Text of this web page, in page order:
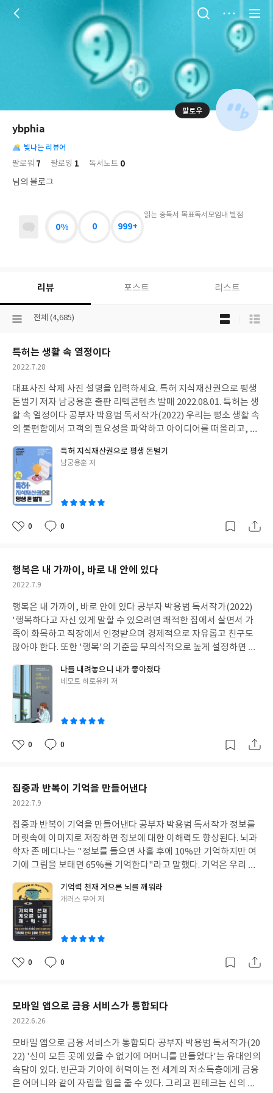
팔로우
ybphia
님
의
사
락
빛나는 리뷰어
팔로워 7 팔로잉 1 독서노트 0
님의 블로그
읽는 중독서 목표
0%
독서모임
0
내 별점
999+
리뷰 포스트 리스트
선
분
류
전체 (4,685)
특허는 생활 속 열정이다
작
일
2022.7.28
대표사진 삭제 사진 설명을 입력하세요. 특허 지식재산권으로 평생
돈벌기 저자 남궁용훈 출판 리텍콘텐츠 발매 2022.08.01. 특허는 생
활 속 열정이다 공부자 박용범 독서작가(2022) 우리는 평소 생활 속
의 불편함에서 고객의 필요성을 파악하고 아이디어를 떠올리고, 이
화를 거쳐 마케팅과 유통을 할 것입니다. 이것이 일상 속에서 특허로
성공하는 방법입니다. 창조적 아이디어를 떠올리기 위한 생활 속의
독서와 생각들이 많은 부분을 차지하게 됩니다. 특허를 수단으로 하
여 성공으로 가려고 하면 그 과정에서 어려움과 곤란에 빠질 수 있습
니다. 특허 그 자체가 특별난 것이 아니라 '생활 특허'로 생활에 녹아
내리도록 해야 합니다. 모든 것을 다 걸고 풍찬노숙하며 뛰어들어야
해 가는 하나의 수단이지 전부가 아닙니다. 지식재산권으로 무장하
고 목표를 향해 나아가야 합니다. 다른 이들이 시기와 질투할 정도로
성공해야 합니다. 지식재산권으로 똘똘 뭉쳐 있으면 그들이 당신을
넘어 뜨리려고 해도 당신은 흔들리지 않습니다. 그리고 힘차게 앞으
로 도약해야 합니다. 당신은 꿈을 보아야 합니다. 다른 사람을 위해
일하는데 행복하지 않다면 움직여야 할 때입니다. 실패를 두려워하
지 말고 궁극적으로 성공하기 위해 일어나야 합니다. 그것을 실행하
에 있는 것이 중요합니다. 다만, 너무 개인적인 비판을 받아들이지
마세요. 그들의 말을 듣고 행동을 취하세요. 무엇보다 그만두지 마세
요. 그만두는 건 너무 쉽습니다. 여러분도 절대 포기하시 마세요. 특
허란 그런 것입니다. 아이디어를 발명으로 구체화하세요. 아이디어
를 변형하고 뒤틀어서 가공해야 합니다. 선행기술 조사는 모든 것의
시작입니다. 키프리스 검색은 선행기술 조사의 기본입니다. 산업적
으로 실현 가능한 발명인지 다시 검토해야 합니다. 꿈의 나침반, 가
니다. 특허 등록요건의 세 가지인 산업상 이용 가능성, 신규성, 진보
성을 반드시 알아 두어야 합니다. 특허 등록의 주체는 나이므로 특허
등록 절차를 알아야 흔들림이 없습니다. 청구항 단어 하나, 토씨 하
나가 당신의 사업을 지켜 줍니다. 사업을 위해서는 변리사와 함께 가
는 것이 좋습니다. 특허소송은 비즈니스적인 관점으로 접근해야 합
니다. 발명이라고 하면 막연히 광범위하게 생각합니다. 이런 사고가
발명을 어렵게 느껴지게 하는 요인입니다. 완전체 중에 특정한 부분
의 개선, 개량도 발명이고 특허가 됩니다. 쉽게 생각해야 합니다. 작
은 불편을 조금만 바꿨을 뿐입니다. 이처럼 일부, 조금만 바꿔도 발
명이 되고 특허로 등록할 수 있습니다. 이렇게 보잘것없이 보이는 특
허도 사업으로 연결할 수 있고 심지어 대박까지 칠 수 있다는 것을
명심해야 합니다. 특허로 사업을 생각할 때는 자신의 현 상태를 냉철
다. 자체 생산공장이 있다거나 생산처를 확보했다면 복잡한 형상의
히 살 수 있는 가격대가 형성돼야 합니다. 발명 아이디어에 대한 독
점권이 확실해야 합니다. 생각만 하고 행동하지 않으면 얻을 수 있는
얻을 수 있습니다. 노력하더라도 실패하는 고배를 마실 수 있습니다.
하지만 과정을 돌아보면 나에게 더 크게 나아갈 힘을 줍니다. 지금의
아픔은 작은 성장통일 뿐입니다. 특허는 생활 속 여정입니다. 삶의
일부로 받아들이고 일상생활 속에서 발명이 이루어질 때 특허·지식
특허 지식재산권으로 평생 돈벌기
글
남궁용훈 저
좋
0
댓
0
작
행복은 내 가까이, 바로 내 안에 있다
작
일
2022.7.9
행복은 내 가까이, 바로 안에 있다 공부자 박용범 독서작가(2022)
'행복하다고 자신 있게 말할 수 있으려면 쾌적한 집에서 살면서 가
족이 화목하고 직장에서 인정받으며 경제적으로 자유롭고 친구도
많아야 한다. 또한 '행복'의 기준을 무의식적으로 높게 설정하면 행
인을 생각하는 비중이 더 크다. 무의식중에 자신보다 타안의 생각대
로 행동한다. 여기서 '타인'은 사람뿐만 아니라 회사나, 돈, 일 등을
포함하는 개념이다. 자신의 감정과 생각은 제쳐 두고, 주위 사람들
에게 맞추다 보면 의존적으로 행동할 수밖에 없다. 주체적으로 선택
하지 못하므로 자연히 스트레스가 쌓여 쉽게 지쳐 버린다. 삶의 기준
을 타인에서 나 자신으로 옮겨보라. 타인 중심이 아닌 자기중심으로
먼저 의식하는 삶의 방식이다. 타인 중심으로 사는 사람은 이와 반대
로 상대의 생각이나 의견을 우선시하므로 점점 삶이 버거워질 뿐이
다. 파랑새를 쫓는 한 '현재'에 행복을 느낄 수 없다. 돈을 벌어도 연
인이 생겨도 지금을 부정하는 습관을 바꾸지 않는 한 행복할 수 없
다. 파랑새를 찾아 헤매던 동화 속 어린 남매도 결국은 자신들이 키
우던 비둘기가 파랑새였음을 깨닫는다. 행복은 내 가까이, 바로 내
안에 있다는 이야기이다. 바로 '오늘 나의 최고'. 어제 또는 남들과
것은 '지금 내가 할 수 있는 일과 할 수 없는 일'을 구분하는 것과 같
은 맥락이다. '오늘 내가 할 수 있는 것에 최선을 다한다' 여기에 의
식을 집중하면 된다. 나의 하루를 단순하게 만들면 삶에 여유가 생긴
다. 꼼꼼히 하루 일정을 적는 동안 한 가지 사실을 깨닫게 되었다. 내
가 하지 않아도 되는 일, 꼭 오늘 아니어도 되는 일, 그렇게까지 급하
지 않은 일까지 일정에 들어 있다는 점이다. 그동안 왜 하지 않아도
될 일까지 애써 끌어안고 살았는지 모르겠다는 생각이 들었다. 정말
을 알게 되었다. 오늘 하루 일정을 적어보고 '하지 않아도 되는 일'을
지우고 '꼭 해야 하는 일'은 자기 긍정감을 높이는 기회로 바꿔서 그
일을 한 자신을 한껏 칭찬해 보라. '이상적인 나'는 어떤 모습이라고
생각하나요? 이상적인 자신의 모습과 지금의 모습을 비교하면 '한
참 부족하다'라는 생각을 습관처럼 하고 있지 않나요? 이상주의자
는 자신을 부정하는 습관을 가지고 있는 것이다. 그 사실을 스스로
깨닫지 못할 정도로 자기긍정감이 현저히 낮은 상태이다. 성격 좋고
나를 내려놓으니 내가 좋아졌다
글
네모토 히로유키 저
좋
0
댓
0
작
집중과 반복이 기억을 만들어낸다
작
일
2022.7.9
집중과 반복이 기억을 만들어낸다 공부자 박용범 독서작가 정보를
머릿속에 이미지로 저장하면 정보에 대한 이해력도 향상된다. 뇌과
학자 존 메디나는 "정보를 들으면 사흘 후에 10%만 기억하지만 여
기에 그림을 보태면 65%를 기억한다"라고 말했다. 기억은 우리 존
디서 왔는지, 어디로 가는지도 알 수 없다. 과거를 기억할 수도, 미래
를 계획할 수도 없고 일관된 생각을 유지할 수도 없다. 이렇듯 기억
력은 존재의 본질이라고 할 수 있다. 단기 기억은 머릿속에서 일시적
으로 들어온 정보를 말한다. 이 단기 기억은 장기 기억으로 옮겨 놓
지 않으면 곧바로 잊어버린다. 예를 들어 누군가 이메일 주소를 알려
줬는데 이를 20초 뒤에 잊어버린다면 이는 단기 기억에만 저장되었
요구되는 집중력의 크기는 작아진다. 절차 기억은 의식적으로 주의
를 집중하지 않아도 어떤 특정한 행위를 반복할 수 있게 해준다. 이
처럼 절차 기억은 반복된 행위로 오랜 기간 단련되는 기억법이다. 자
주 기억할수록 기억력이 좋아진다. 기억력은 한순간의 노력으로 완
성되지 않는다. 만약 전화번호 몇 개를 외웠다면 나중에 스스로 다시
시험해야 한다. 하루가 지난 후 성공적으로 모두 적을 수 있는가? 다
음 주나 다음 달에도 가능하겠는가? 정기적으로 떠올려보고 다시
기억력 천재 게으른 뇌를 깨워라
글
개러스 무어 저
좋
0
댓
0
작
모바일 앱으로 금융 서비스가 통합되다
작
일
2022.6.26
모바일 앱으로 금융 서비스가 통합되다 공부자 박용범 독서작가(20
22) '신이 모든 곳에 있을 수 없기에 어머니를 만들었다'는 유대인의
속담이 있다. 빈곤과 기아에 허덕이는 전 세계의 저소득층에게 금융
은 어머니와 같이 자립할 힘을 줄 수 있다. 그리고 핀테크는 신의 자